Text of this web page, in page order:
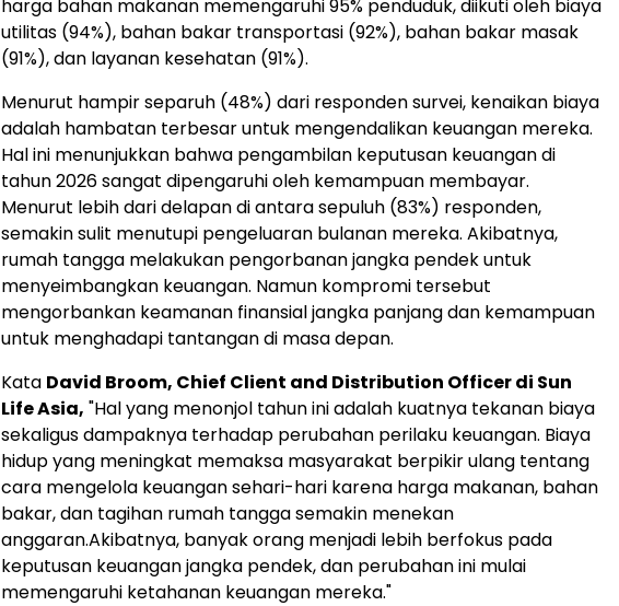
harga bahan makanan memengaruhi 95% penduduk, diikuti oleh biaya
utilitas (94%), bahan bakar transportasi (92%), bahan bakar masak
(91%), dan layanan kesehatan (91%).
Menurut hampir separuh (48%) dari responden survei, kenaikan biaya
adalah hambatan terbesar untuk mengendalikan keuangan mereka.
Hal ini menunjukkan bahwa pengambilan keputusan keuangan di
tahun 2026 sangat dipengaruhi oleh kemampuan membayar.
Menurut lebih dari delapan di antara sepuluh (83%) responden,
semakin sulit menutupi pengeluaran bulanan mereka. Akibatnya,
rumah tangga melakukan pengorbanan jangka pendek untuk
menyeimbangkan keuangan. Namun kompromi tersebut
mengorbankan keamanan finansial jangka panjang dan kemampuan
untuk menghadapi tantangan di masa depan.
Kata David Broom, Chief Client and Distribution Officer di Sun
Life Asia, "Hal yang menonjol tahun ini adalah kuatnya tekanan biaya
sekaligus dampaknya terhadap perubahan perilaku keuangan. Biaya
hidup yang meningkat memaksa masyarakat berpikir ulang tentang
cara mengelola keuangan sehari-hari karena harga makanan, bahan
bakar, dan tagihan rumah tangga semakin menekan
anggaran.Akibatnya, banyak orang menjadi lebih berfokus pada
keputusan keuangan jangka pendek, dan perubahan ini mulai
memengaruhi ketahanan keuangan mereka."